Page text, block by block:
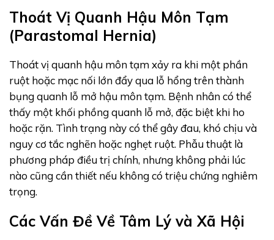
Thoát Vị Quanh Hậu Môn Tạm
(Parastomal Hernia)
Thoát vị quanh hậu môn tạm xảy ra khi một phần
ruột hoặc mạc nối lớn đẩy qua lỗ hổng trên thành
bụng quanh lỗ mở hậu môn tạm. Bệnh nhân có thể
thấy một khối phồng quanh lỗ mở, đặc biệt khi ho
hoặc rặn. Tình trạng này có thể gây đau, khó chịu và
nguy cơ tắc nghẽn hoặc nghẹt ruột. Phẫu thuật là
phương pháp điều trị chính, nhưng không phải lúc
nào cũng cần thiết nếu không có triệu chứng nghiêm
trọng.
Các Vấn Đề Về Tâm Lý và Xã Hội